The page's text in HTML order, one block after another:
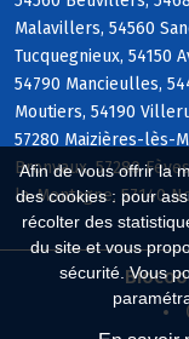
Afin de vous offrir la
des cookies : pour
récolter des
du site et vous
sécurité. Vous
Malavillers, 54560
Tucquegnieux, 54150
54790 Mancieulles,
Moutiers, 54190
57280 Maizières-lès-
Bronvaux, 57280
la-Montagne, 57140